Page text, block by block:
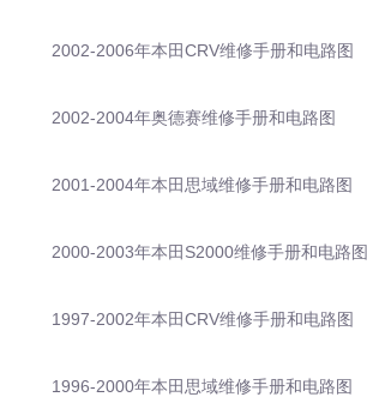
2002-2006年本田CRV维修手册和电路图
2002-2004年奥德赛维修手册和电路图
2001-2004年本田思域维修手册和电路图
2000-2003年本田S2000维修手册和电路图
1997-2002年本田CRV维修手册和电路图
1996-2000年本田思域维修手册和电路图